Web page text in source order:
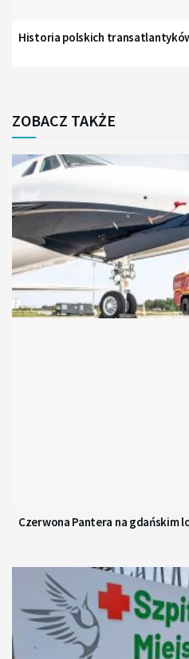
Historia polskich
ZOBACZ TAKŻE
Czerwona Pantera na gdańskim